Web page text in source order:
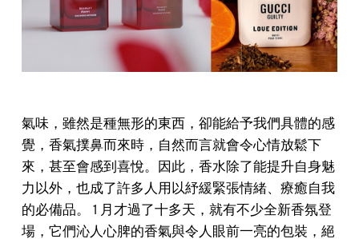
氣味，雖然是種無形的東西，卻能給予我們具體的感
覺，香氣撲鼻而來時，自然而言就會令心情放鬆下
來，甚至會感到喜悅。因此，香水除了能提升自身魅
力以外，也成了許多人用以紓緩緊張情緒、療癒自我
的必備品。 1 月才過了十多天，就有不少全新香氛登
場，它們沁人心脾的香氣與令人眼前一亮的包裝，絕